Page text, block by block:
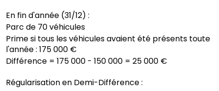
En fin d'année (31/12) :
Parc de 70 véhicules
Prime si tous les véhicules avaient été présents toute
l'année : 175 000 €
Différence = 175 000 - 150 000 = 25 000 €
Régularisation en Demi-Différence :